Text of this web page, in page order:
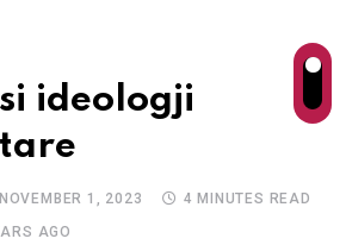
ideologji
NOVEMBER 1, 2023
4 MINUTES READ
AGO